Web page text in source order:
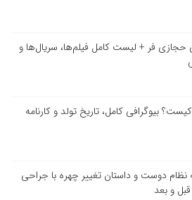
حجازی فر + لیست کامل فیلم‌ها، سریال‌ها و
بیوگرافی کامل، تاریخ تولد و کارنامه
نظام دوست و داستان تغییر چهره با جراحی
و بعد